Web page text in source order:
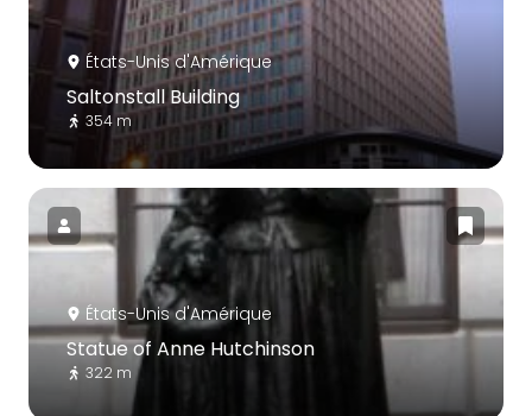
États-Unis d'Amérique
Saltonstall Building
354 m
États-Unis d'Amérique
Statue of Anne Hutchinson
322 m